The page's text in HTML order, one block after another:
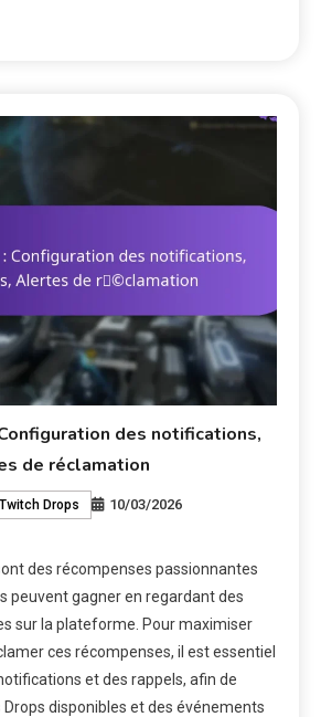
des notifications,
de réclamation
Drops
10/03/2026
des récompenses passionnantes
peuvent gagner en regardant des
sur la plateforme. Pour maximiser
ces récompenses, il est essentiel
et des rappels, afin de
disponibles et des événements